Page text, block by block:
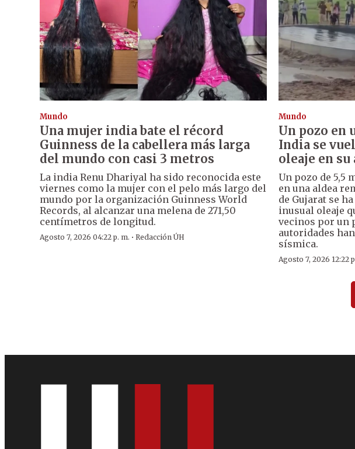
Mundo
Una mujer india bate el récord
Guinness de la cabellera más larga
del mundo con casi 3 metros
La india Renu Dhariyal ha sido reconocida este
viernes como la mujer con el pelo más largo del
mundo por la organización Guinness World
Records, al alcanzar una melena de 271,50
centímetros de longitud.
Agosto 7, 2026 04:22 p. m. · Redacción ÚH
Mundo
Un pozo en
India se
oleaje en su
Un pozo de 5,5
en una aldea
de Gujarat se
inusual oleaje
vecinos por un
autoridades
sísmica.
Agosto 7, 2026 12:22